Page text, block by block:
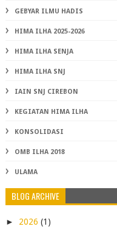
GEBYAR ILMU HADIS
HIMA ILHA 2025-2026
HIMA ILHA SENJA
HIMA ILHA SNJ
IAIN SNJ CIREBON
KEGIATAN HIMA ILHA
KONSOLIDASI
OMB ILHA 2018
ULAMA
BLOG ARCHIVE
► 2026 (1)